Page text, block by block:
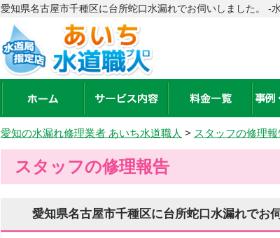
愛知県名古屋市千種区に台所蛇口水漏れでお伺いしました。 -
愛知の水漏れ修理業者 あいち水道職人 > スタッフの修理報
スタッフの修理報告
愛知県名古屋市千種区に台所蛇口水漏れでお